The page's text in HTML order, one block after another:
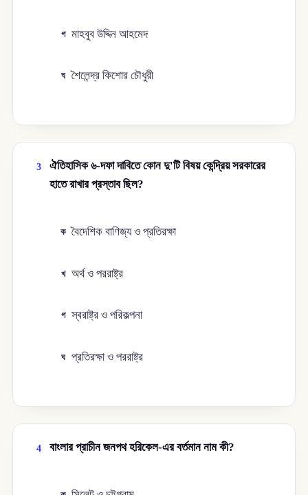
গ মাহবুব উদ্দিন আহমেদ
ঘ শৈলেন্দ্র কিশোর চৌধুরী
3
ঐতিহাসিক ৬-দফা দাবিতে কোন দু'টি বিষয় কেন্দ্রিয় সরকারের
হাতে রাখার প্রস্তাব ছিল?
ক বৈদেশিক বাণিজ্য ও প্রতিরক্ষা
খ অর্থ ও পররাষ্ট্র
গ স্বরাষ্ট্র ও পরিকল্পনা
ঘ প্রতিরক্ষা ও পররাষ্ট্র
4 বাংলার প্রাচীন জনপথ হরিকেল-এর বর্তমান নাম কী?